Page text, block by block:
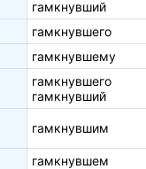
гамкнувший
гамкнувшего
гамкнувшему
гамкнувшего
гамкнувший
гамкнувшим
гамкнувшем